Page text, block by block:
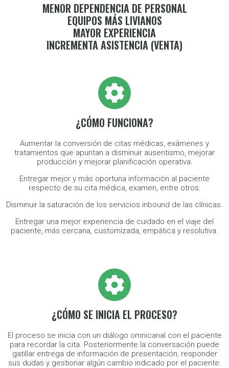
MENOR DEPENDENCIA DE PERSONAL
EQUIPOS MÁS LIVIANOS
MAYOR EXPERIENCIA
INCREMENTA ASISTENCIA (VENTA)
¿CÓMO FUNCIONA?
Aumentar la conversión de citas médicas, exámenes y
tratamientos que apuntan a disminuir ausentismo, mejorar
producción y mejorar planificación operativa.
Entregar mejor y más oportuna información al paciente
respecto de su cita médica, examen, entre otros.
Disminuir la saturación de los servicios inbound de las clínicas.
Entregar una mejor experiencia de cuidado en el viaje del
paciente, más cercana, customizada, empática y resolutiva.
¿CÓMO SE INICIA EL PROCESO?
El proceso se inicia con un diálogo omnicanal con el paciente
para recordar la cita. Posteriormente la conversación puede
gatillar entrega de información de presentación, responder
sus dudas y gestionar algún cambio indicado por el paciente.